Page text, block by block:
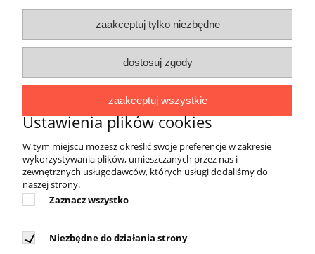
REGULAMINY
Zwroty i reklamacje
DLA KLIENTA
zaakceptuj tylko niezbędne
dostosuj zgody
zaakceptuj wszystkie
Ustawienia plików cookies
W tym miejscu możesz określić swoje preferencje w zakresie
wykorzystywania plików, umieszczanych przez nas i
zewnętrznych usługodawców, których usługi dodaliśmy do
naszej strony.
Zaznacz wszystko
Niezbędne do działania strony